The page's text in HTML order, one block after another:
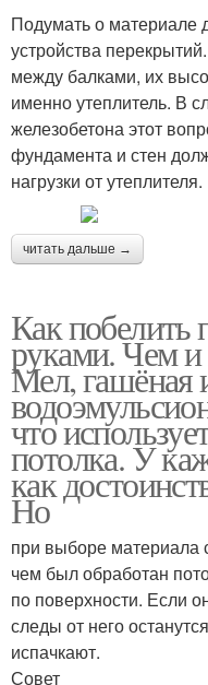
Подумать о материале
устройства
между балками, их
именно утеплитель. В
железобетона этот
фундамента и стен
нагрузки от утеплителя.
читать дальше →
Как побелить
руками. Чем и
Мел, гашёная
что
потолка. У
как
Но
при выборе материала
чем был обработан
по поверхности. Если
следы от него
испачкают.
Совет